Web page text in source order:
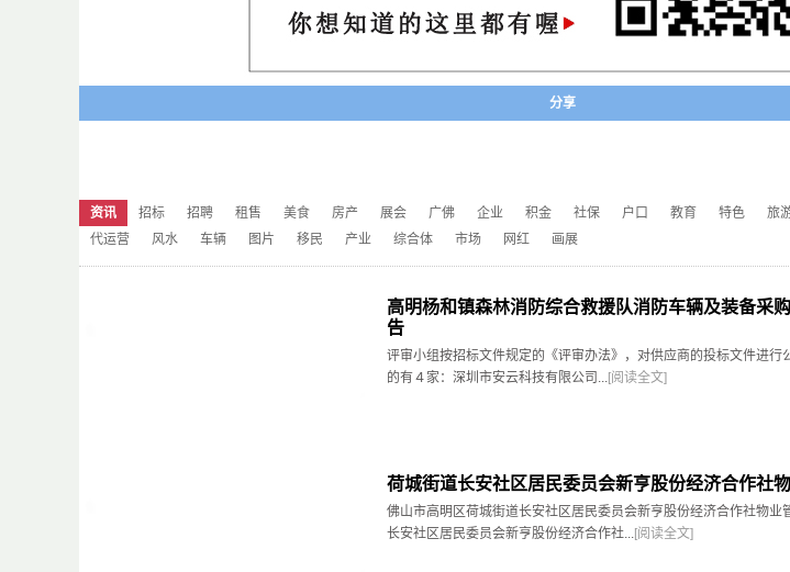
分享
资讯 招标 招聘 租售 美食 房产 展会 广佛 企业 积金 社保 户口 教育 特色 旅
代运营
风水 车辆 图片 移民 产业 综合体 市场 网红 画展
高明杨和镇森林消防综合救援队消防车辆及装备采
告
评审小组按招标文件规定的《评审办法》，对供应商的投标文件进
的有４家：深圳市安云科技有限公司...[阅读全文]
荷城街道长安社区居民委员会新亨股份经济合作社
佛山市高明区荷城街道长安社区居民委员会新亨股份经济合作社物
长安社区居民委员会新亨股份经济合作社...[阅读全文]